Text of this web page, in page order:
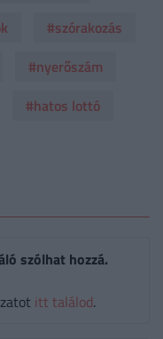
#szórakozás
#nyerőszám
#hatos lottó
szólhat hozzá.
itt találod.